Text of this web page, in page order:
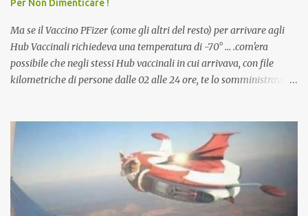
che abbiamo elencato sopra...
Per Non Dimenticare !
Ma se il Vaccino PFizer (come gli altri del resto) per arrivare agli
Hub Vaccinali richiedeva una temperatura di -70° ... .com'era
possibile che negli stessi Hub vaccinali in cui arrivava, con file
kilometriche di persone dalle 02 alle 24 ore, te lo somministravano
Vaccino come: l' Amaro del Capo, era "spettacolare Ghiacciato, ma
andava bene anche, a Temperatura Ambiente"! Riproponiamo
l'articolo per NON Dimenticare!